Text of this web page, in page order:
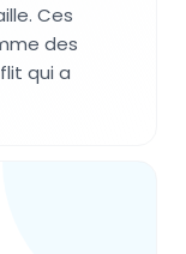
Ces
des
qui a